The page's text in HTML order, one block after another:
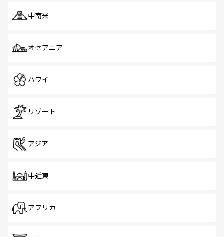
中南米
オセアニア
ハワイ
リゾート
アジア
中近東
アフリカ